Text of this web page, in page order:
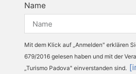
Name
Mit dem Klick auf „Anmelden" erklären
679/2016 gelesen haben und mit der
„Turismo Padova" einverstanden sind.